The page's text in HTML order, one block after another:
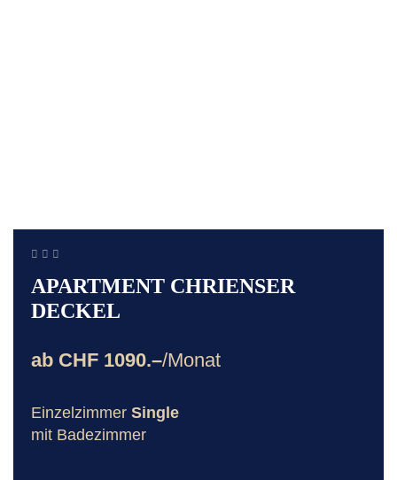
APARTMENT CHRIENSER
DECKEL
ab CHF 1090.–/Monat
Einzelzimmer Single
mit Badezimmer